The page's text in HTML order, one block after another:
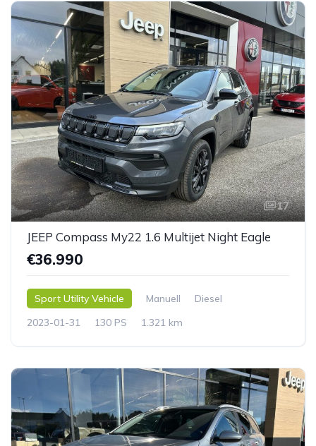
17
JEEP Compass My22 1.6 Multijet Night Eagle
€36.990
Sport Utility Vehicle Manuell
Diesel
2023-01-31
130 PS 1.321 km